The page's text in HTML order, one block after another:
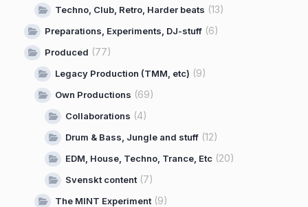
Techno, Club, Retro, Harder beats (13)
Preparations, Experiments, DJ-stuff (6)
Produced (77)
Legacy Production (TMM, etc) (9)
Own Productions (69)
Collaborations (4)
Drum & Bass, Jungle and stuff (12)
EDM, House, Techno, Trance, Etc (20)
Svenskt content (7)
The MINT Experiment (9)